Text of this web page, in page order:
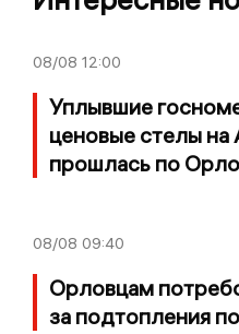
08/08 12:00
Уплывшие
ценовые стелы на
прошлась по
08/08 09:40
Орловцам
за подтопления